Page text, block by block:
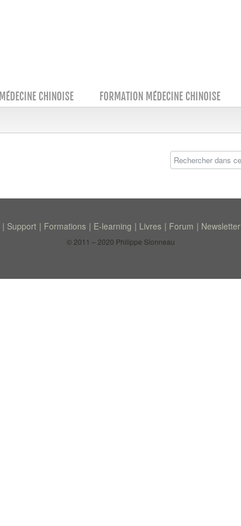
MÉDECINE CHINOISE FORMATION MÉDECINE CHINOISE
Support Formations E-learning Livres Forum Newsletter
© 2011 – 2020 Philippe Sionneau